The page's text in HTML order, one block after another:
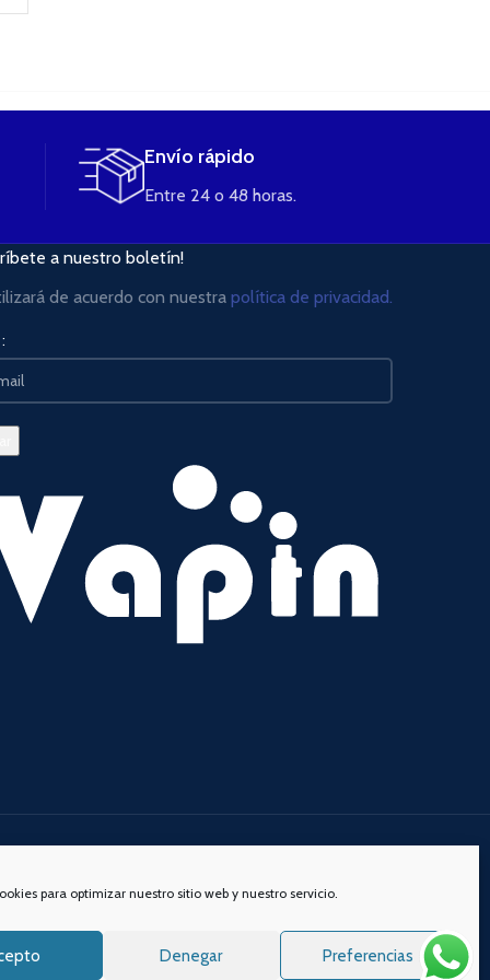
para optimizar nuestro sitio web y nuestro servicio.
Denegar Preferencias
Envío rápido
Entre 24 o 48 horas.
a nuestro boletín!
de acuerdo con nuestra política de privacidad.